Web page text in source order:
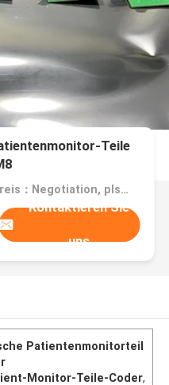
Teile
Preis：Negotiation, pls contact me
Kontaktieren Sie
uns
Patientenmonitorteil
Monitor-Teile-Coder,